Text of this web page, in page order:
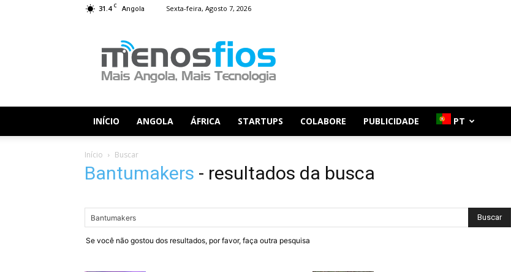
31.4 C Angola Sexta-feira, Agosto 7, 2026
Fios
INÍCIO ANGOLA ÁFRICA STARTUPS COLABORE PUBLICIDADE PT
Início Buscar
Bantumakers - resultados da busca
Se você não gostou dos resultados, por favor, faça outra pesquisa